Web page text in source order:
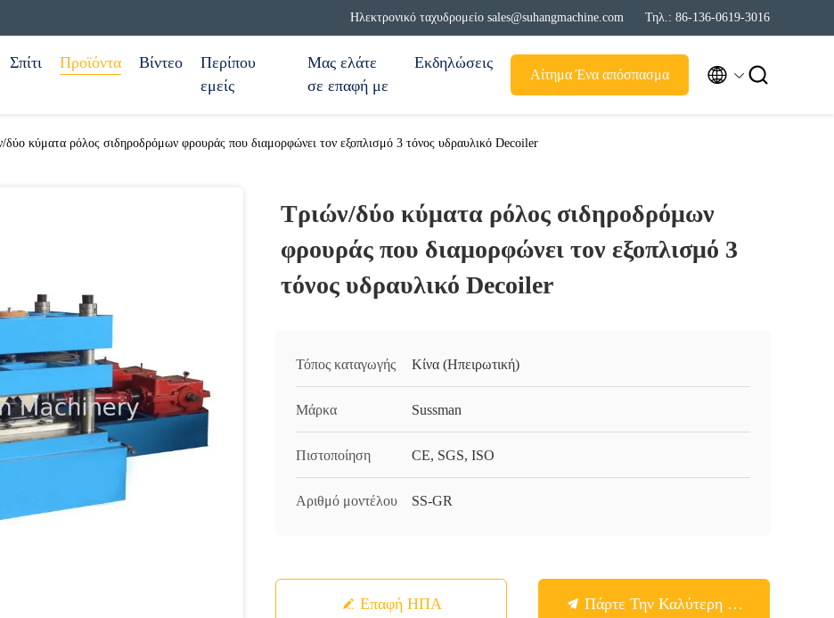
Ηλεκτρονικό ταχυδρομείο sales@suhangmachine.com Τηλ.: 86-136-0619-3016
Σπίτι Προϊόντα Βίντεο
Περίπου
εμείς
Μας ελάτε
σε επαφή με
Εκδηλώσεις
Αίτημα Ένα απόσπασμα  
δύο κύματα ρόλος σιδηροδρόμων φρουράς που διαμορφώνει τον εξοπλισμό 3 τόνος υδραυλικό Decoiler
Τριών/δύο κύματα ρόλος σιδηροδρόμων
φρουράς που διαμορφώνει τον εξοπλισμό 3
τόνος υδραυλικό Decoiler
Τόπος καταγωγής Κίνα (Ηπειρωτική)
Μάρκα Sussman
Πιστοποίηση CE, SGS, ISO
Αριθμό μοντέλου SS-GR
Επαφή ΗΠΑ Πάρτε Την Καλύτερη Τιμή